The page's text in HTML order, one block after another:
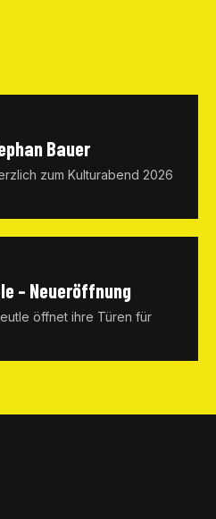
Bauer
zum Kulturabend 2026
– Neueröffnung
öffnet ihre Türen für